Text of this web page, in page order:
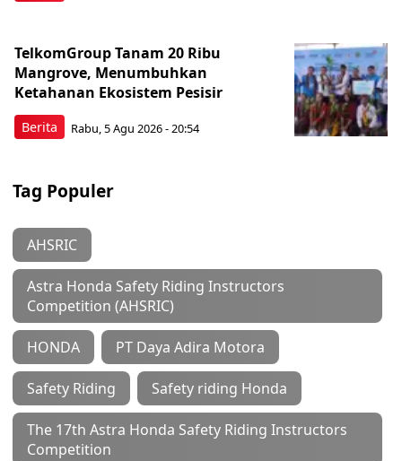
Berita
TelkomGroup Tanam 20 Ribu
Mangrove, Menumbuhkan
Ketahanan Ekosistem Pesisir
Rabu, 5 Agu 2026 - 20:54
Tag Populer
AHSRIC
Astra Honda Safety Riding Instructors
Competition (AHSRIC)
HONDA PT Daya Adira Motora
Safety Riding Safety riding Honda
The 17th Astra Honda Safety Riding Instructors
Competition